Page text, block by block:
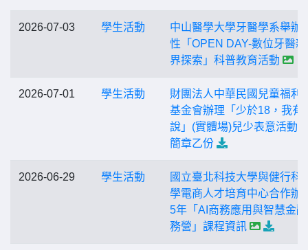
2026-07-03 學生活動
中山醫學大學牙醫學系舉辦
性「OPEN DAY-數位牙醫
界探索」科普教育活動
2026-07-01 學生活動
財團法人中華民國兒童福利
基金會辦理「少於18，我有
說」(實體場)兒少表意活動
簡章乙份
2026-06-29 學生活動
國立臺北科技大學與健行科
學電商人才培育中心合作辦
5年「AI商務應用與智慧金
務營」課程資訊